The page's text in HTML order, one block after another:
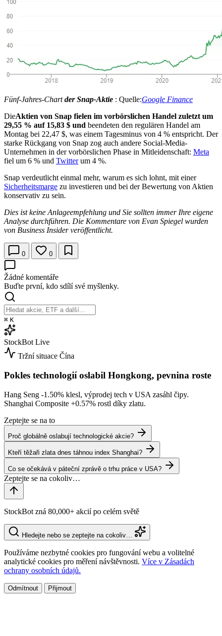
Fünf-Jahres-Chartder Snap-Aktie : Quelle:Google Finance
DieAktien von Snap fielen im vorbörslichen Handel zuletzt um
29,55 % auf 15,83 $ und beendeten den regulären Handel am
Montag bei 22,47 $, was einem Tagesminus von 4 % entspricht. Der
starke Rückgang von Snap zog auch andere Social-Media-
Unternehmen in der vorbörslichen Phase in Mitleidenschaft: Meta
fiel um 6 % und Twitterum 4 %.
Snap verdeutlicht einmal mehr, warum es sich lohnt, mit einer
Sicherheitsmarge zu investieren und bei der Bewertung von Aktien
konservativ zu sein.
Dies ist keine Anlageempfehlung und Sie sollten immer Ihre eigene
Analyse durchführen. Die Kommentare von Evan Spiegel wurden
von Business Insider veröffentlicht.
0 0
Žádné komentáře
Buďte první, kdo sdílí své myšlenky.
⌘ K
StockBot Live
Tržní situace Čína
Pokles technologií oslabil Hongkong, pevnina roste
Hang Seng -1.50% klesl, výprodej tech v USA zasáhl čipy.
Shanghai Composite +0.57% rostl díky zlatu.
Zeptejte se na to
Proč globálně oslabují technologické akcie?
Kteří těžaři zlata dnes táhnou index Shanghai?
Co se očekává v páteční zprávě o trhu práce v USA?
StockBot zná 80,000+ akcií po celém světě
Hledejte nebo se zeptejte na cokoliv…
Používáme nezbytné cookies pro fungování webu a volitelné
analytické cookies pro měření návštěvnosti. Více v Zásadách
ochrany osobních údajů.
Odmítnout Přijmout